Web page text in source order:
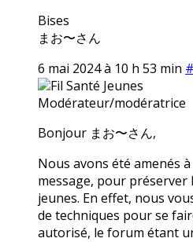
Bises
まお〜さん
6 mai 2024 à 10 h 53 min
Fil Santé Jeunes
Modérateur/modératrice
Bonjour まお〜さん,
Nous avons été amenés
message, pour préserver
jeunes. En effet, nous
de techniques pour se
autorisé, le forum étant